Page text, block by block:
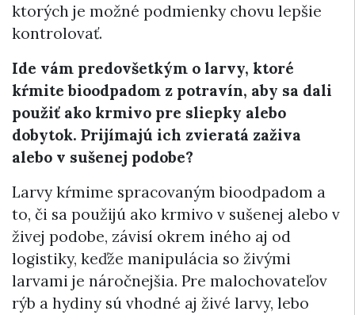
ktorých je možné podmienky chovu lepšie
kontrolovať.
Ide vám predovšetkým o larvy, ktoré
kŕmite bioodpadom z potravín, aby sa dali
použiť ako krmivo pre sliepky alebo
dobytok. Prijímajú ich zvieratá zaživa
alebo v sušenej podobe?
Larvy kŕmime spracovaným bioodpadom a
to, či sa použijú ako krmivo v sušenej alebo v
živej podobe, závisí okrem iného aj od
logistiky, keďže manipulácia so živými
larvami je náročnejšia. Pre malochovateľov
rýb a hydiny sú vhodné aj živé larvy, lebo